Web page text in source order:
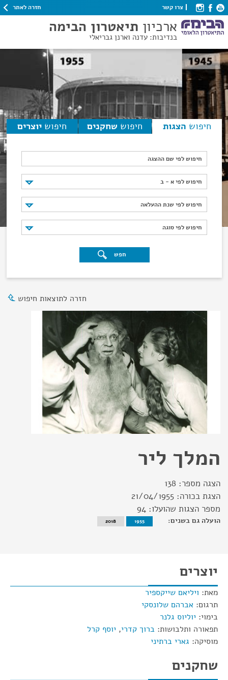
צרו קשר חזרה לאתר
ארכיון תיאטרון הבימה
בנדיבות: עדנה וארנן גבריאלי
חיפוש הצגות חיפוש שחקנים חיפוש יוצרים
חיפוש לפי שם ההצגה
חיפוש לפי א - ב
חיפוש לפי א - ב
חיפוש לפי שנת ההעלאה
חיפוש לפי שנת ההעלאה
חיפוש לפי סוגה
חיפוש לפי סוגה
חפש
חזרה לתוצאות חיפוש
המלך ליר
הצגה מספר: 138
הצגת בכורה: 21/04/1955
מספר הצגות שהועלו: 94
הועלה גם בשנים: 1955
2018
יוצרים
מאת: ויליאם שייקספיר
תרגום: אברהם שלונסקי
בימוי: יוליוס גלנר
תפאורה ותלבושות: ברוך קדרי, יוסף קרל
מוסיקה: גארי ברתיני
שחקנים